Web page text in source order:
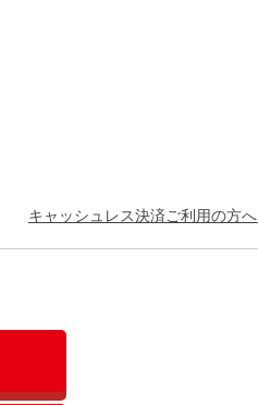
キャッシュレス決済ご利用の方へ